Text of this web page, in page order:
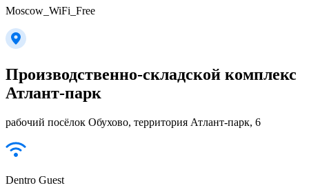
Moscow_WiFi_Free
Производственно-складской комплекс
Атлант-парк
рабочий посёлок Обухово, территория Атлант-парк, 6
Dentro Guest